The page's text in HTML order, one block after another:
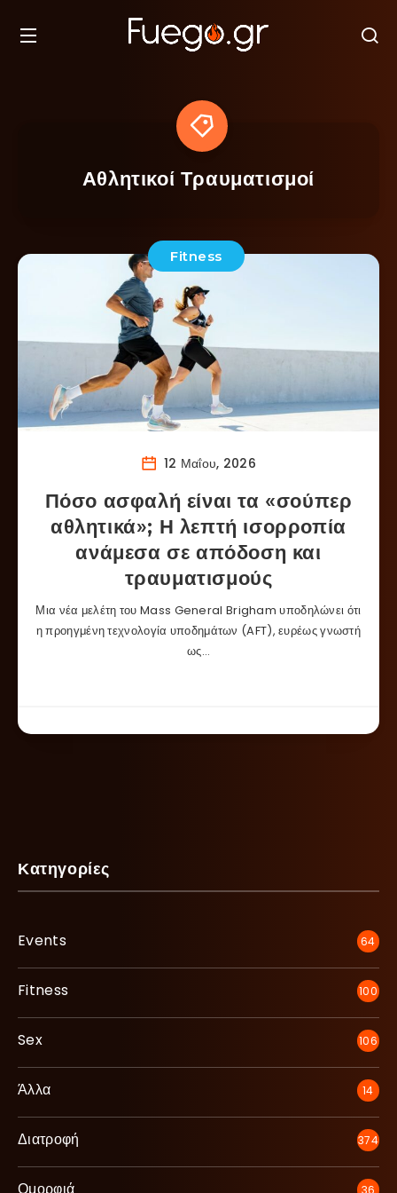
Αθλητικοί Τραυματισμοί
Fitness
12 Μαΐου, 2026
Πόσο ασφαλή είναι τα «σούπερ
αθλητικά»; Η λεπτή ισορροπία
ανάμεσα σε απόδοση και
τραυματισμούς
Μια νέα μελέτη του Mass General Brigham υποδηλώνει ότι
η προηγμένη τεχνολογία υποδημάτων (AFT), ευρέως γνωστή
ως…
Κατηγορίες
Events 64
Fitness 100
Sex 106
Άλλα 14
Διατροφή 374
Ομορφιά 36